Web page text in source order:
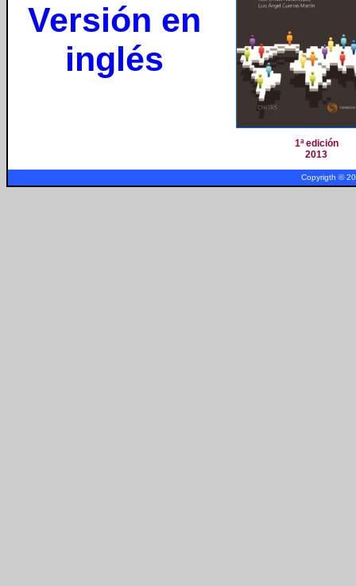
Versión en
inglés
1ª edición
2013
Copyrigth ©